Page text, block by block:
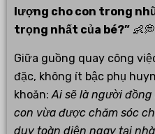
lượng cho con trong
trọng nhất của bé?” 👶💭
Giữa guồng quay công
đặc, không ít bậc phụ
khoăn:Ai sẽ là người
con vừa được chăm sóc
duy toàn diện ngay tại